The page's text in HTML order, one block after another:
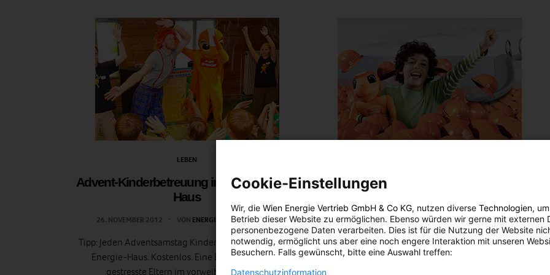
LEBEN
Advent-Kinderbetreuung im Wien Energie
Haus
26. NOVEMBER 2012 VON ENERGIELEBEN REDAKTION
Tipp: Jeden Adventsamstag Kinderbetreuung im Wien
Energie-Haus. Kostenlos. Eine Erleichterung für
gestresste Eltern im vorweihnachtlichen
Tipp: Kinderbetreuung beim
2. DEZEMBER 2011 VONENERGIELEBEN REDAKTION
Der Adventrummel bricht los, und wieder stellt sich die
Frage: wohin mit den lieben Kleinen? An den
Cookie-Einstellungen
Wir, die Wien Energie Vertrieb GmbH & Co KG, nutzen diverse Technologien,
Betrieb dieser Website zu ermöglichen. Ebenso würden wir gerne mit externen
personenbezogene Daten verarbeiten. Dies ist für die Nutzung der Website
notwendig, ermöglicht uns aber eine noch engere Interaktion mit unseren
Besuchern. Falls gewünscht, bitte eine Auswahl treffen:
Datenschutzinformation